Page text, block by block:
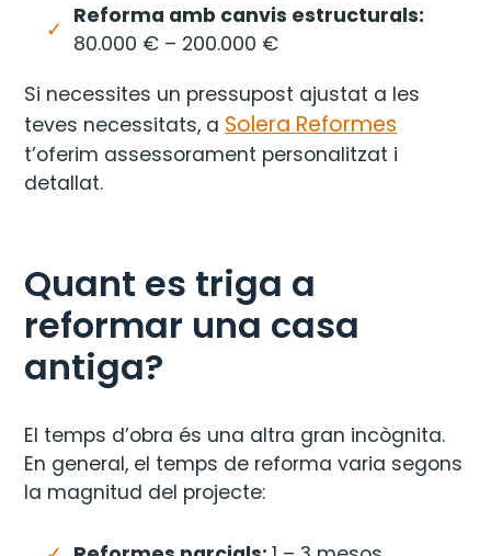
Reforma amb canvis estructurals:
80.000 € – 200.000 €
Si necessites un pressupost ajustat a les
teves necessitats, a Solera Reformes
t’oferim assessorament personalitzat i
detallat.
Quant es triga a
reformar una casa
antiga?
El temps d’obra és una altra gran incògnita.
En general, el temps de reforma varia segons
la magnitud del projecte: